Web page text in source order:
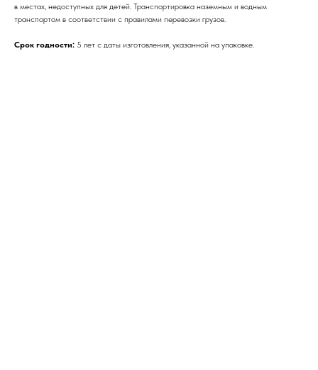
в местах, недоступных для детей. Транспортировка наземным и водным
транспортом в соответствии с правилами перевозки грузов.
Срок годности: 5 лет с даты изготовления, указанной на упаковке.